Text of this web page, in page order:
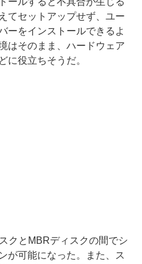
てセットアップせず、ユー
ーをインストールできるよ
はそのまま、ハードウェア
に役立ちそうだ。
クとMBRディスクの間でシ
が可能になった。また、ス